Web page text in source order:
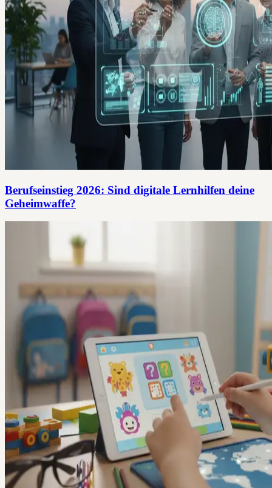
Berufseinstieg 2026: Sind digitale Lernhilfen deine
Geheimwaffe?